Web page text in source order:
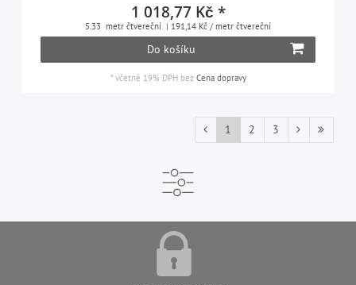
1 018,77 Kč *
5.33 metr čtvereční | 191,14 Kč / metr čtvereční
Do košíku
*včetně 19% DPHbez Cena dopravy
1 2 3